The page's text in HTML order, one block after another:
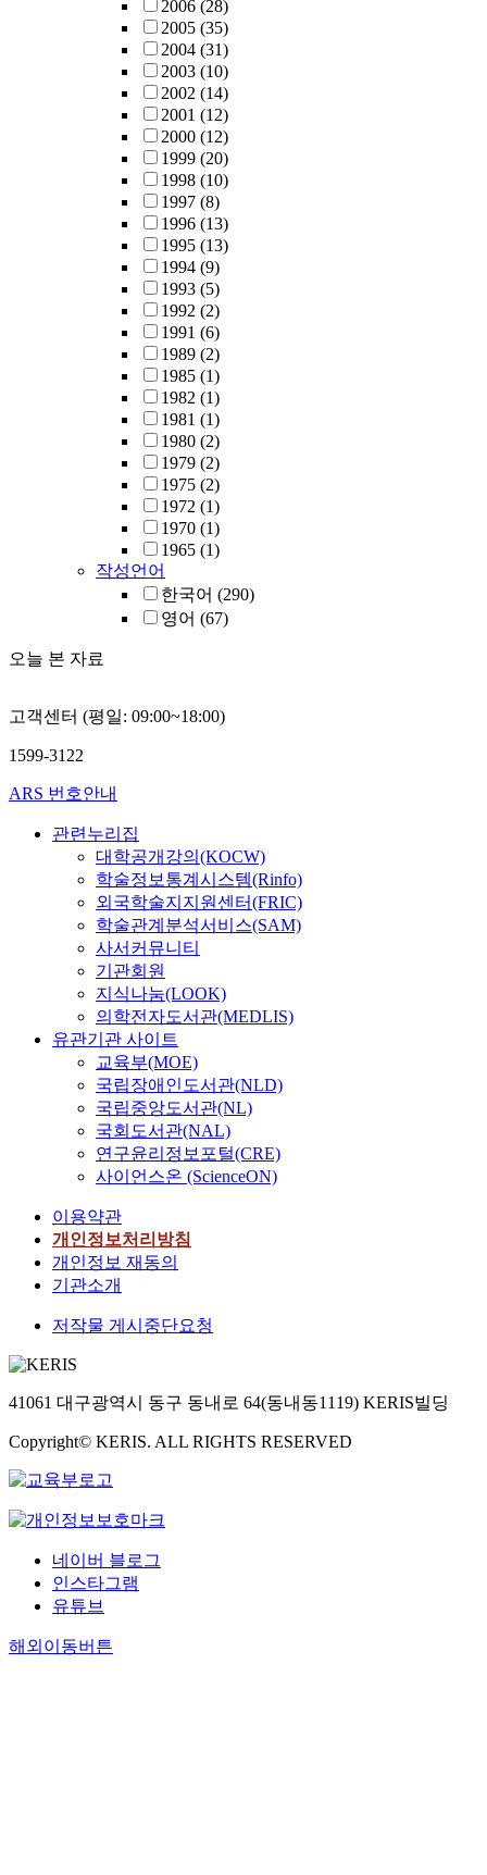
2006 (28)
2005 (35)
2004 (31)
2003 (10)
2002 (14)
2001 (12)
2000 (12)
1999 (20)
1998 (10)
1997 (8)
1996 (13)
1995 (13)
1994 (9)
1993 (5)
1992 (2)
1991 (6)
1989 (2)
1985 (1)
1982 (1)
1981 (1)
1980 (2)
1979 (2)
1975 (2)
1972 (1)
1970 (1)
1965 (1)
작성언어
한국어 (290)
영어 (67)
오늘 본 자료
고객센터 (평일: 09:00~18:00)
1599-3122
ARS 번호안내
관련누리집
대학공개강의(KOCW)
학술정보통계시스템(Rinfo)
외국학술지지원센터(FRIC)
학술관계분석서비스(SAM)
사서커뮤니티
기관회원
지식나눔(LOOK)
의학전자도서관(MEDLIS)
유관기관 사이트
교육부(MOE)
국립장애인도서관(NLD)
국립중앙도서관(NL)
국회도서관(NAL)
연구윤리정보포털(CRE)
사이언스온 (ScienceON)
이용약관
개인정보처리방침
개인정보 재동의
기관소개
저작물 게시중단요청
41061 대구광역시 동구 동내로 64(동내동1119) KERIS빌딩
Copyright© KERIS. ALL RIGHTS RESERVED
네이버 블로그
인스타그램
유튜브
해외이동버튼